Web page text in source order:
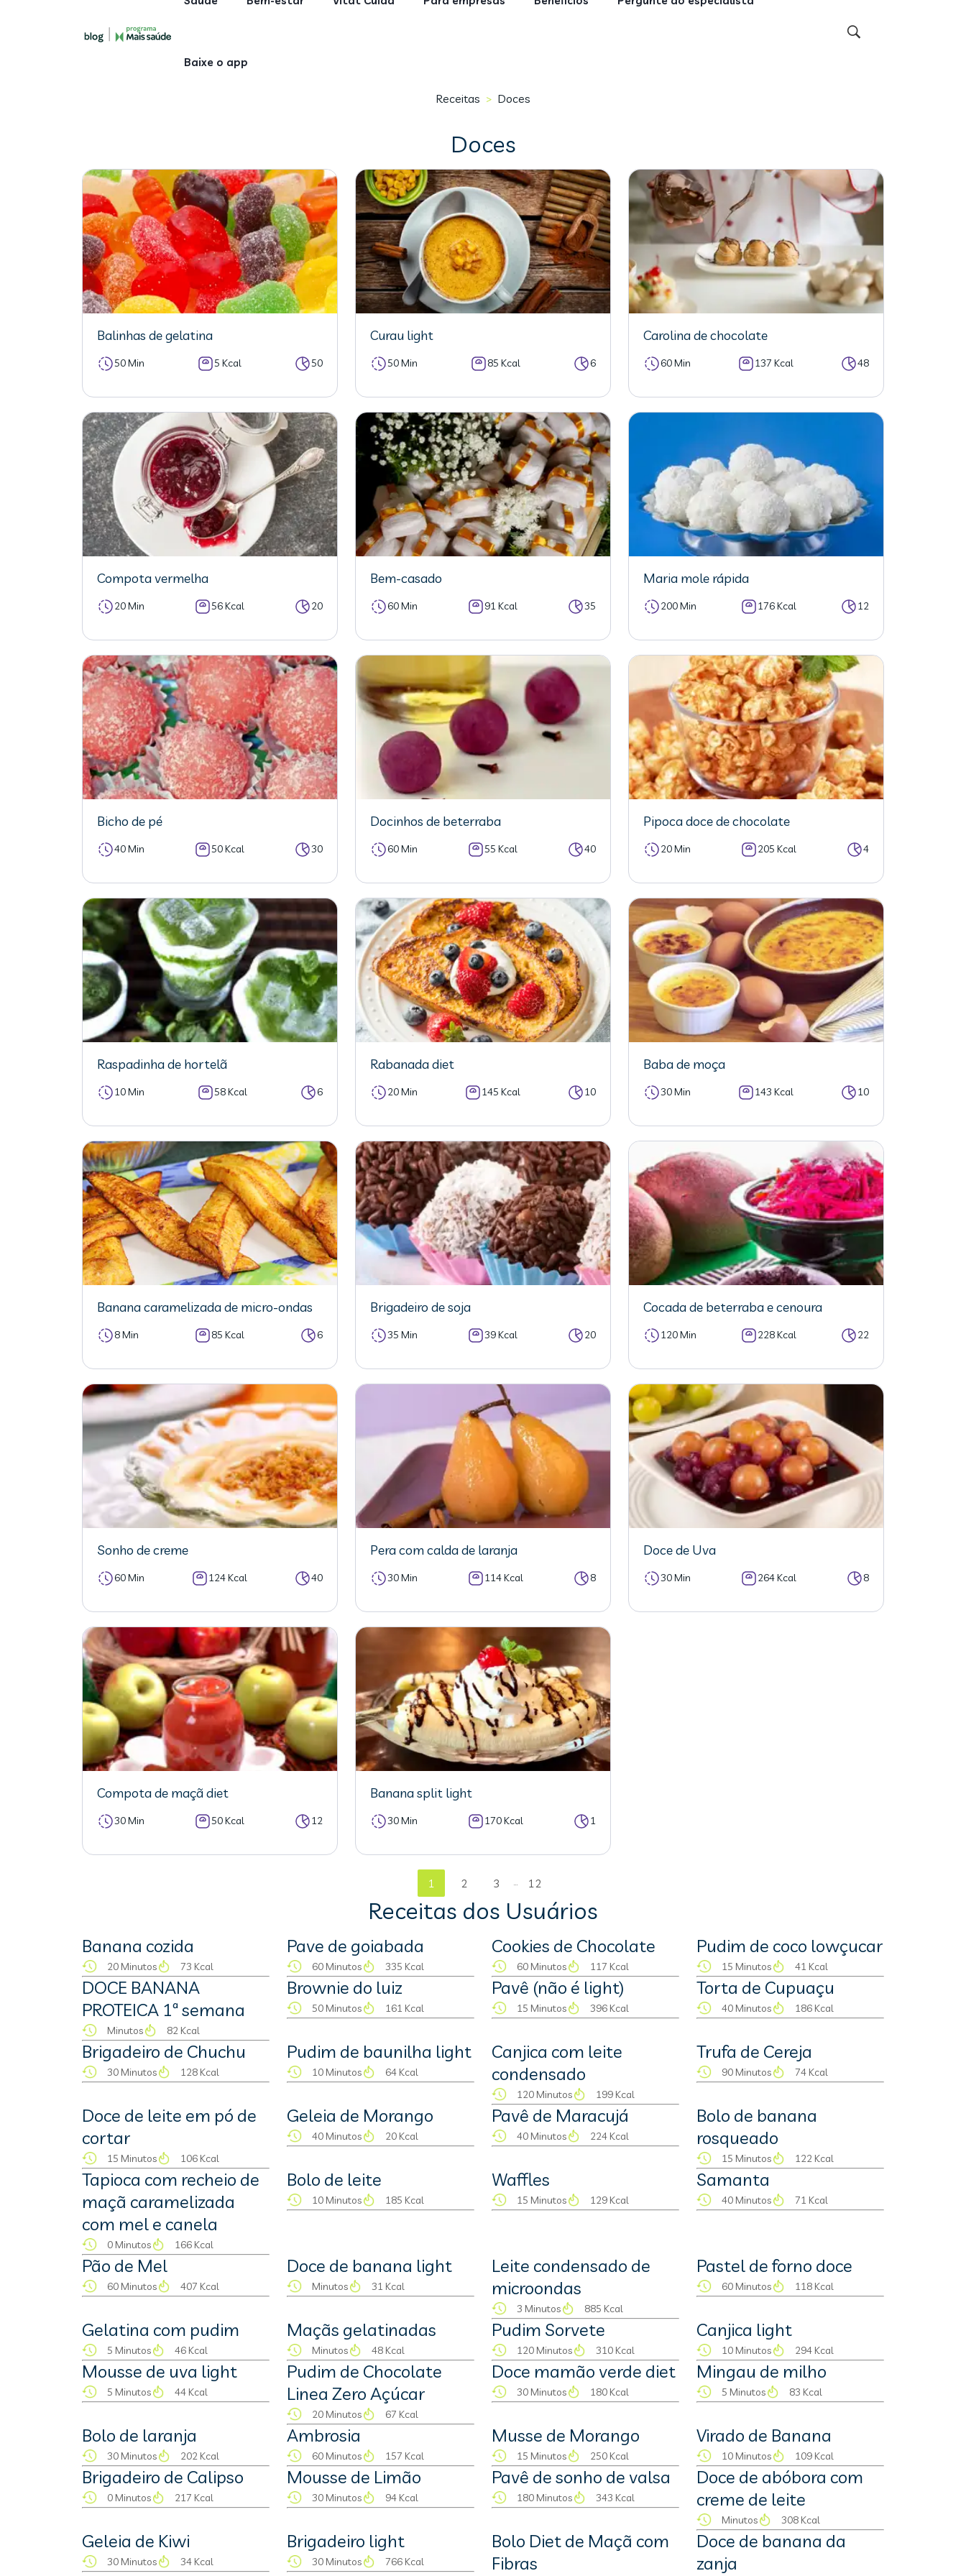
Baixe o app
Receitas > Doces
Doces
Balinhas de gelatina
50 Min 5 Kcal 50
Curau light
50 Min 85 Kcal 6
Carolina de chocolate
60 Min 137 Kcal 48
Compota vermelha
20 Min 56 Kcal 20
Bem-casado
60 Min 91 Kcal 35
Maria mole rápida
200 Min 176 Kcal 12
Bicho de pé
40 Min 50 Kcal 30
Docinhos de beterraba
60 Min 55 Kcal 40
Pipoca doce de chocolate
20 Min 205 Kcal 4
Raspadinha de hortelã
10 Min 58 Kcal 6
Rabanada diet
20 Min 145 Kcal 10
Baba de moça
30 Min 143 Kcal 10
Banana caramelizada de micro-ondas
8 Min 85 Kcal 6
Brigadeiro de soja
35 Min 39 Kcal 20
Cocada de beterraba e cenoura
120 Min 228 Kcal 22
Sonho de creme
60 Min 124 Kcal 40
Pera com calda de laranja
30 Min 114 Kcal 8
Doce de Uva
30 Min 264 Kcal 8
Compota de maçã diet
30 Min 50 Kcal 12
Banana split light
30 Min 170 Kcal 1
1 2 3 ... 12
Receitas dos Usuários
Banana cozida
20 Minutos 73 Kcal
Pave de goiabada
60 Minutos 335 Kcal
Cookies de Chocolate
60 Minutos 117 Kcal
Pudim de coco lowçucar
15 Minutos 41 Kcal
DOCE BANANA
PROTEICA 1ª semana
Minutos 82 Kcal
Brownie do luiz
50 Minutos 161 Kcal
Pavê (não é light)
15 Minutos 396 Kcal
Torta de Cupuaçu
40 Minutos 186 Kcal
Brigadeiro de Chuchu
30 Minutos 128 Kcal
Pudim de baunilha light
10 Minutos 64 Kcal
Canjica com leite
condensado
120 Minutos 199 Kcal
Trufa de Cereja
90 Minutos 74 Kcal
Doce de leite em pó de
cortar
15 Minutos 106 Kcal
Geleia de Morango
40 Minutos 20 Kcal
Pavê de Maracujá
40 Minutos 224 Kcal
Bolo de banana
rosqueado
15 Minutos 122 Kcal
Tapioca com recheio de
maçã caramelizada
com mel e canela
0 Minutos 166 Kcal
Bolo de leite
10 Minutos 185 Kcal
Waffles
15 Minutos 129 Kcal
Samanta
40 Minutos 71 Kcal
Pão de Mel
60 Minutos 407 Kcal
Doce de banana light
Minutos 31 Kcal
Leite condensado de
microondas
3 Minutos 885 Kcal
Pastel de forno doce
60 Minutos 118 Kcal
Gelatina com pudim
5 Minutos 46 Kcal
Maçãs gelatinadas
Minutos 48 Kcal
Pudim Sorvete
120 Minutos 310 Kcal
Canjica light
10 Minutos 294 Kcal
Mousse de uva light
5 Minutos 44 Kcal
Pudim de Chocolate
Linea Zero Açúcar
20 Minutos 67 Kcal
Doce mamão verde diet
30 Minutos 180 Kcal
Mingau de milho
5 Minutos 83 Kcal
Bolo de laranja
30 Minutos 202 Kcal
Ambrosia
60 Minutos 157 Kcal
Musse de Morango
15 Minutos 250 Kcal
Virado de Banana
10 Minutos 109 Kcal
Brigadeiro de Calipso
0 Minutos 217 Kcal
Mousse de Limão
30 Minutos 94 Kcal
Pavê de sonho de valsa
180 Minutos 343 Kcal
Doce de abóbora com
creme de leite
Minutos 308 Kcal
Geleia de Kiwi
30 Minutos 34 Kcal
Brigadeiro light
30 Minutos 766 Kcal
Bolo Diet de Maçã com
Fibras
Doce de banana da
zanja